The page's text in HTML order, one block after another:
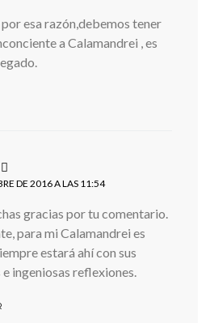
esa razón,debemos tener
a Calamandrei , es
DE 2016 A LAS 11:54
gracias por tu comentario.
para mi Calamandrei es
estará ahí con sus
ingeniosas reflexiones.